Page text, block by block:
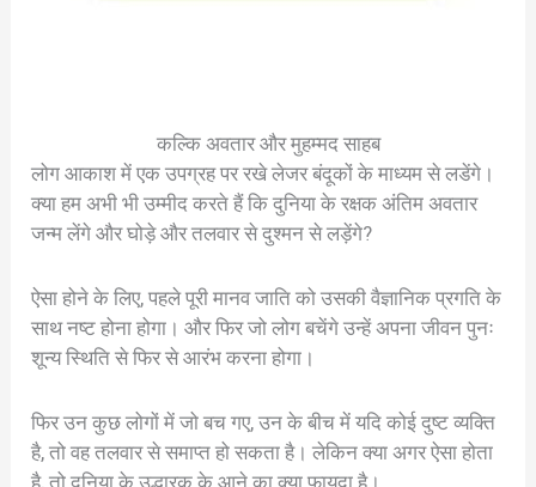
कल्कि अवतार और मुहम्मद साहब
लोग आकाश में एक उपग्रह पर रखे लेजर बंदूकों के माध्यम से लडेंगे।
क्या हम अभी भी उम्मीद करते हैं कि दुनिया के रक्षक अंतिम अवतार
जन्म लेंगे और घोड़े और तलवार से दुश्मन से लड़ेंगे?
ऐसा होने के लिए, पहले पूरी मानव जाति को उसकी वैज्ञानिक प्रगति के
साथ नष्ट होना होगा। और फिर जो लोग बचेंगे उन्हें अपना जीवन पुनः
शून्य स्थिति से फिर से आरंभ करना होगा।
फिर उन कुछ लोगों में जो बच गए, उन के बीच में यदि कोई दुष्ट व्यक्ति
है, तो वह तलवार से समाप्त हो सकता है। लेकिन क्या अगर ऐसा होता